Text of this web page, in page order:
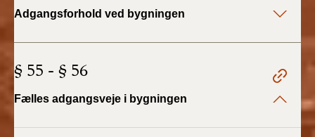
2022)
BR18 (1/1 - 30/6
BR18 (29/6 - 31/12
2021)
Adgangsforhold ved bygningen
§ 55 - § 56
Fælles adgangsveje i bygningen